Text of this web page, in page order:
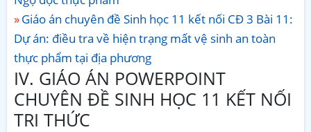
Giáo án chuyên đề Sinh học 11 kết nối CĐ 3 Bài 11:
Dự án: điều tra về hiện trạng mất vệ sinh an toàn
thực phẩm tại địa phương
IV. GIÁO ÁN POWERPOINT
CHUYÊN ĐỀ SINH HỌC 11 KẾT NỐI
TRI THỨC